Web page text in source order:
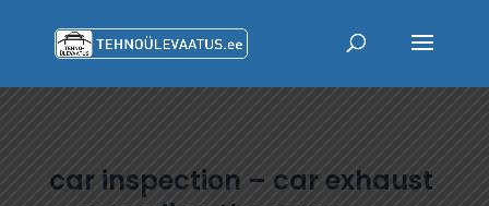
car inspection – car exhaust